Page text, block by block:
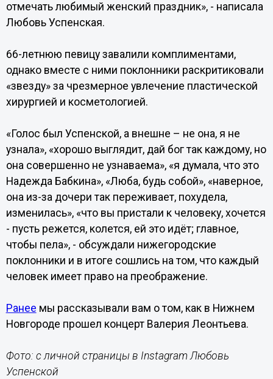
отмечать любимый женский праздник», - написала
Любовь Успенская.
66-летнюю певицу завалили комплиментами,
однако вместе с ними поклонники раскритиковали
«звезду» за чрезмерное увлечение пластической
хирургией и косметологией.
«Голос был Успенской, а внешне – не она, я не
узнала», «хорошо выглядит, дай бог так каждому, но
она совершенно не узнаваема», «я думала, что это
Надежда Бабкина», «Люба, будь собой», «наверное,
она из-за дочери так переживает, похудела,
изменилась», «что вы пристали к человеку, хочется
- пусть режется, колется, ей это идёт; главное,
чтобы пела», - обсуждали нижегородские
поклонники и в итоге сошлись на том, что каждый
человек имеет право на преображение.
Ранее мы рассказывали вам о том, как в Нижнем
Новгороде прошел концерт Валерия Леонтьева.
Фото: с личной страницы в Instagram Любовь
Успенской